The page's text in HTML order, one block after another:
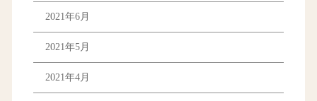
2021年6月
2021年5月
2021年4月